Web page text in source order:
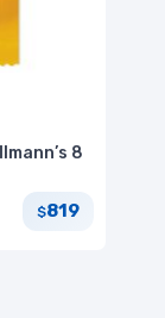
8
$819